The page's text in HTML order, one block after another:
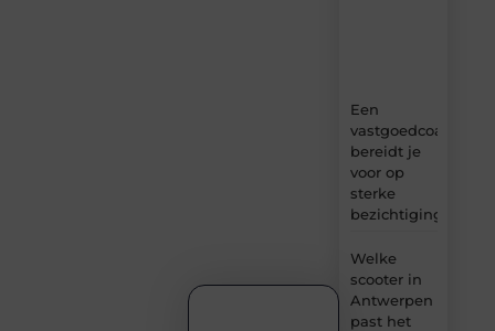
Een
vastgoedcoach
bereidt je
voor op
sterke
bezichtigingen
Welke
scooter in
Antwerpen
past het